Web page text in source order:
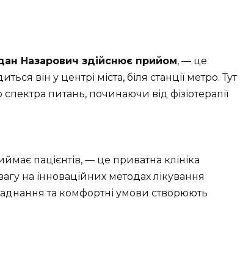
Назарович здійснює прийом, — це
він у центрі міста, біля станції метро. Тут
питань, починаючи від фізіотерапії
пацієнтів, — це приватна клініка
на інноваційних методах лікування
та комфортні умови створюють